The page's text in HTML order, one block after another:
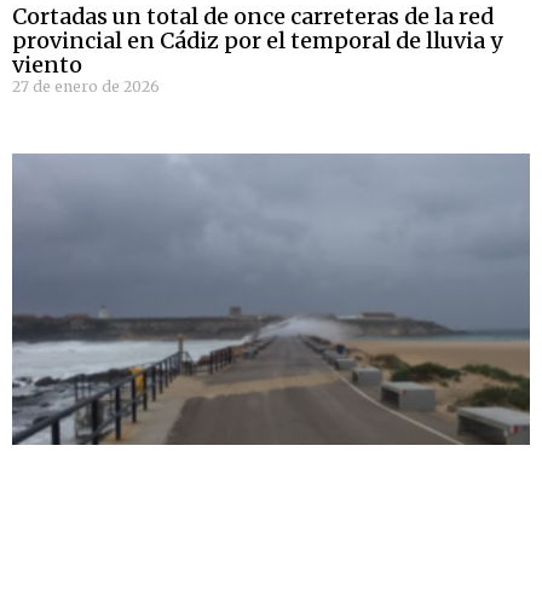
Cortadas un total de once carreteras de la red
provincial en Cádiz por el temporal de lluvia y
viento
27 de enero de 2026